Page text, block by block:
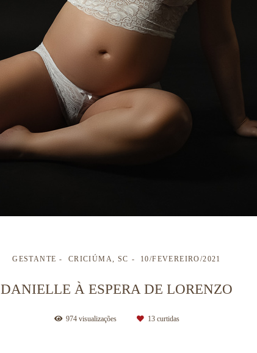
GESTANTE CRICIÚMA, SC 10/FEVEREIRO/2021
DANIELLE À ESPERA DE LORENZO
974visualizações 13curtidas